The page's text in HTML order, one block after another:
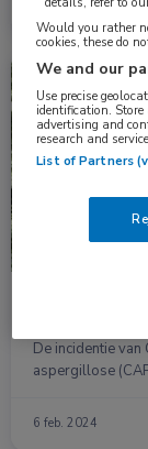
11 sep. 2024
Nieuws
De
De incidentie
aspergillose
6 feb. 2024
Would you rather
cookies, these do
We and our
Use precise
identification.
advertising and
research and
List of Partners